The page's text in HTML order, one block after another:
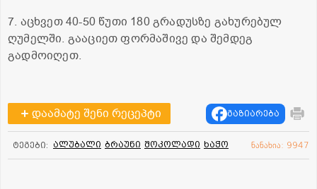
7. აცხვეთ 40-50 წუთი 180 გრადუსზე გახურებულ
ღუმელში. გააციეთ ფორმაშივე და შემდეგ
გადმოიღეთ.
დაამატე შენი რეცეპტი გაზიარება
ტეგები: ალუბალი ბრაუნი შოკოლადი ხაჭო ნანახია: 9947